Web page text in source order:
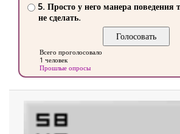
5. Просто у него манера поведения
не сделать.
Всего проголосовало
1 человек
Прошлые опросы